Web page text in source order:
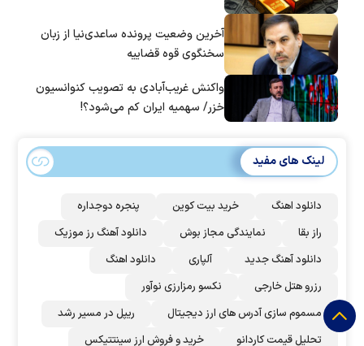
آخرین وضعیت پرونده ساعدی‌نیا از زبان
سخنگوی قوه قضاییه
واکنش غریب‌آبادی به تصویب کنوانسیون
خزر/ سهمیه ایران کم می‌شود؟!
لینک های مفید
دانلود اهنگ خرید بیت کوین
پنجره دوجداره
راز بقا
نمایندگی مجاز بوش
دانلود آهنگ رز‌ موزیک
دانلود آهنگ جدید
آلپاری
دانلود اهنگ
رزرو هتل خارجی
نکسو رمزارزی نوآور
مسموم سازی آدرس های ارز دیجیتال
ریپل در مسیر رشد
تحلیل قیمت کاردانو
خرید و فروش ارز سینتتیکس